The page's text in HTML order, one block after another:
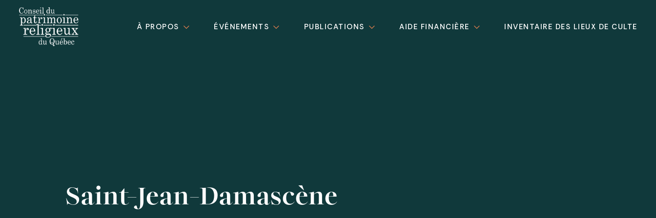
À PROPOS ÉVÉNEMENTS PUBLICATIONS AIDE FINANCIÈRE INVENTAIRE DES LIEUX DE CULTE
Saint-Jean-Damascène